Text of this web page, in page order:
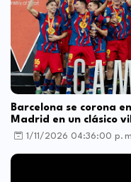
Barcelona se corona
Madrid en un clásico
1/11/2026 04:36:00 p.